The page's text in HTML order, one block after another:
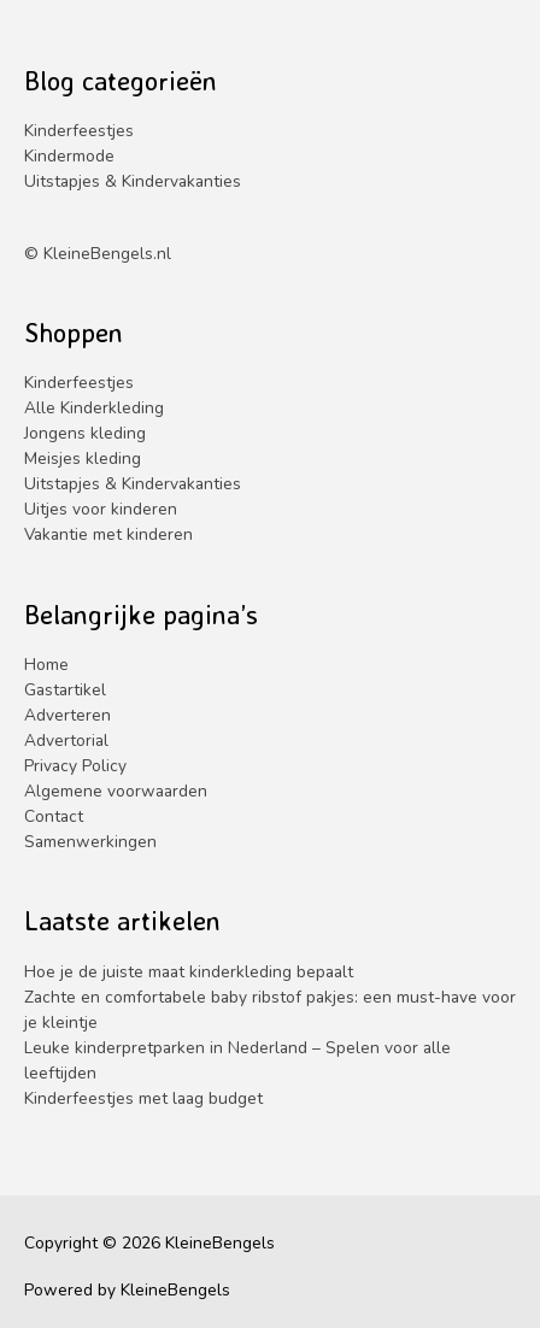
Blog categorieën
Kinderfeestjes
Kindermode
Uitstapjes & Kindervakanties
© KleineBengels.nl
Shoppen
Kinderfeestjes
Alle Kinderkleding
Jongens kleding
Meisjes kleding
Uitstapjes & Kindervakanties
Uitjes voor kinderen
Vakantie met kinderen
Belangrijke pagina’s
Home
Gastartikel
Adverteren
Advertorial
Privacy Policy
Algemene voorwaarden
Contact
Samenwerkingen
Laatste artikelen
Hoe je de juiste maat kinderkleding bepaalt
Zachte en comfortabele baby ribstof pakjes: een must-have voor
je kleintje
Leuke kinderpretparken in Nederland – Spelen voor alle
leeftijden
Kinderfeestjes met laag budget
Copyright © 2026 KleineBengels
Powered by KleineBengels